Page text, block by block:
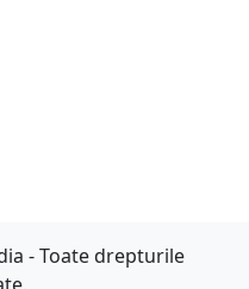
- Toate drepturile